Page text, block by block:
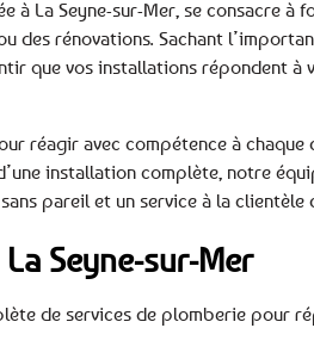
La Seyne-sur-Mer, se consacre à
rénovations. Sachant
que vos installations répondent à
réagir avec compétence à chaque
installation complète, notre
pareil et un service à la clientèle
Seyne-sur-Mer
de services de plomberie pour